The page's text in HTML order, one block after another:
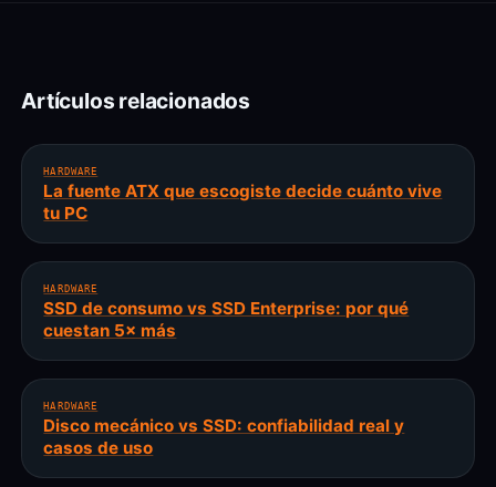
Artículos relacionados
HARDWARE
La fuente ATX que escogiste decide cuánto vive
tu PC
HARDWARE
SSD de consumo vs SSD Enterprise: por qué
cuestan 5× más
HARDWARE
Disco mecánico vs SSD: confiabilidad real y
casos de uso